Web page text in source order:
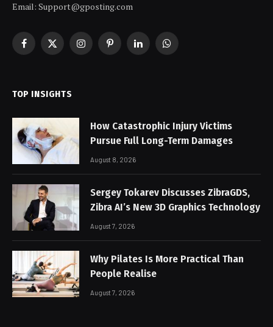
Email: Support@gposting.com
Facebook
X
InstagramPinterestLinkedInWhatsApp
TOP INSIGHTS
How Catastrophic Injury Victims
Pursue Full Long-Term Damages
August 8, 2026
Sergey Tokarev Discusses ZibraGDS,
Zibra AI’s New 3D Graphics Technology
August 7, 2026
Why Pilates Is More Practical Than
People Realise
August 7, 2026